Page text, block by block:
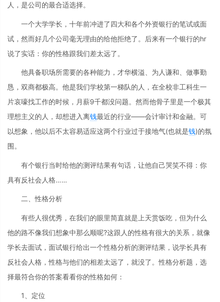
人，是公司的最合适选择。
一个大学学长，十年前冲进了四大和各个外资银行的笔试或面
试，然而好几个公司毫无理由的给他拒绝了。后来有一个银行的hr
说了实话：你的性格跟我们差太远了。
他具备职场所需要的各种能力，才华横溢、为人谦和、做事勤
恳，双商都极高。他是我们学校第一梯队的人，在全校非工科生一
片哀嚎找工作的时候，月薪9千都没问题。然而他骨子里是一个极其
理想主义的人，却想进入离钱最近的行业——会计审计和金融。可
以想象，他以后不太容易适应这两个行业过于接地气(也就是钱)的氛
围。
有个银行当时给他的测评结果有句话，让他自己哭笑不得：你
具有反社会人格……
二、性格分析
有些人很优秀，在我们的眼里简直就是上天赏饭吃，但为什么
他的路不像我们想象中那么顺呢?这跟人的性格有很大的关系，就像
学长去面试，面试银行给出一个性格分析的测评结果，说学长具有
反社会人格，性格与他们的相差太远了，就没了。性格分析题，选
择最符合你的答案看看你的性格如何：
1、定位